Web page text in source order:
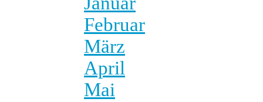
Februar
März
April
Mai